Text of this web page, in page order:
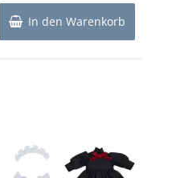
In den Warenkorb